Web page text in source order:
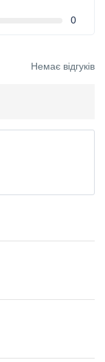
0
Немає відгуків